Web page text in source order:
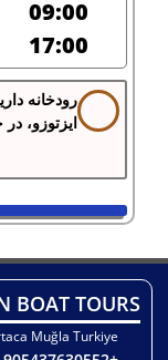
09:00
17:00
رودخانه
ایزتوزو،
BOAT TOURS
Muğla Turkiye